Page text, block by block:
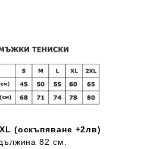
(оскъпяване +2лв)
82 см.